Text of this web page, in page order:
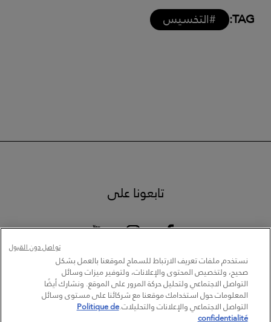
TAG: #التخسيس
تابعونا على
سياسة الخصوصية
Cookie Settings
تحديد متجر
www.vichy.com
نستخدم ملفات تعريف الارتباط للسماح لموقعنا بالعمل بشكل
صحيح، ولتخصيص المحتوى والإعلانات، ولتوفير ميزات وسائل
التواصل الاجتماعي ولتحليل حركة المرور على الموقع. ونشارك أيضًا
المعلومات حول استخدامك موقعنا مع شركائنا على مستوى وسائل
التواصل الاجتماعي والإعلانات والتحليلات.Politique de
confidentialité
تواصل دون القبول